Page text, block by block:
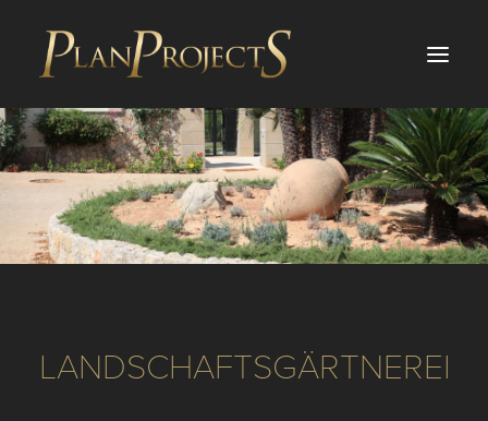
PROJEKTE
DIENSTLEISTUNGEN
ÜBER UNS
INVESTITIONEN
LANDSCHAFTSGÄRTNEREI